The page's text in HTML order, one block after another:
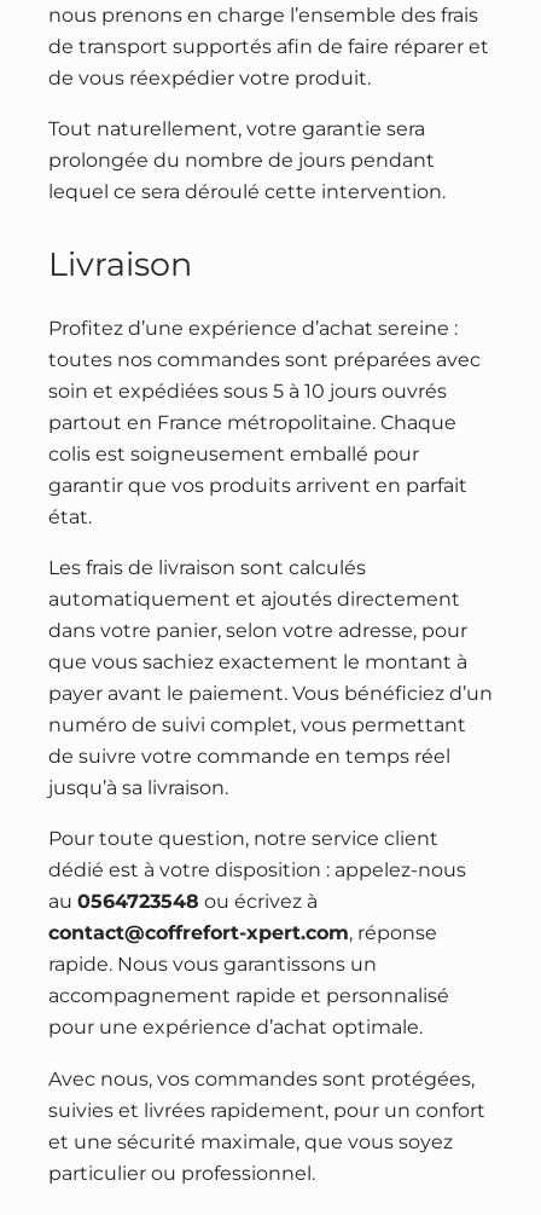
nous prenons en charge l’ensemble des frais
de transport supportés afin de faire réparer et
de vous réexpédier votre produit.
Tout naturellement, votre garantie sera
prolongée du nombre de jours pendant
lequel ce sera déroulé cette intervention.
Livraison
Profitez d’une expérience d’achat sereine :
toutes nos commandes sont préparées avec
soin et expédiées sous 5 à 10 jours ouvrés
partout en France métropolitaine. Chaque
colis est soigneusement emballé pour
garantir que vos produits arrivent en parfait
état.
Les frais de livraison sont calculés
automatiquement et ajoutés directement
dans votre panier, selon votre adresse, pour
que vous sachiez exactement le montant à
payer avant le paiement. Vous bénéficiez d’un
numéro de suivi complet, vous permettant
de suivre votre commande en temps réel
jusqu’à sa livraison.
Pour toute question, notre service client
dédié est à votre disposition : appelez-nous
au 0564723548 ou écrivez à
contact@coffrefort-xpert.com, réponse
rapide. Nous vous garantissons un
accompagnement rapide et personnalisé
pour une expérience d’achat optimale.
Avec nous, vos commandes sont protégées,
suivies et livrées rapidement, pour un confort
et une sécurité maximale, que vous soyez
particulier ou professionnel.